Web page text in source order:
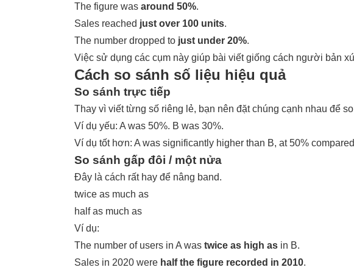
The figure was around 50%.
Sales reached just over 100 units.
The number dropped to just under 20%.
Việc sử dụng các cụm này giúp bài viết giống cách người bản
Cách so sánh số liệu hiệu quả
So sánh trực tiếp
Thay vì viết từng số riêng lẻ, bạn nên đặt chúng cạnh nhau để
Ví dụ yếu: A was 50%. B was 30%.
Ví dụ tốt hơn: A was significantly higher than B, at 50%
So sánh gấp đôi / một nửa
Đây là cách rất hay để nâng band.
twice as much as
half as much as
Ví dụ:
The number of users in A was twice as high as in B.
Sales in 2020 were half the figure recorded in 2010.